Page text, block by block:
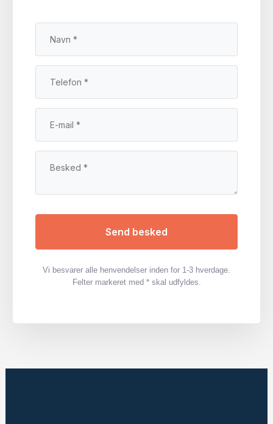
Vi besvarer alle henvendelser inden for 1-3 hverdage.
Felter markeret med * skal udfyldes.